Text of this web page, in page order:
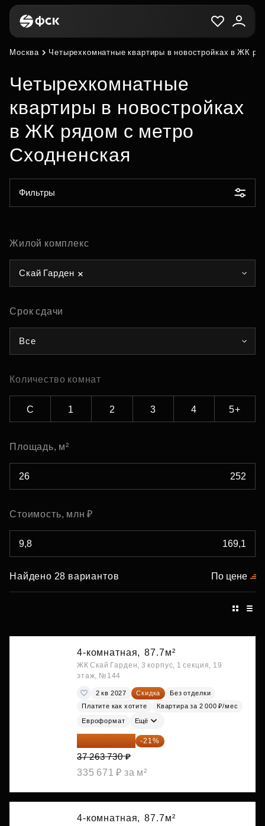
Москва Четырехкомнатные квартиры в новостройках в ЖК
Четырехкомнатные
квартиры в новостройках
в ЖК рядом с метро
Сходненская
Фильтры
Жилой комплекс
Скай Гарден
Срок сдачи
Все
Количество комнат
С 1 2 3 4 5+
Площадь, м²
Стоимость, млн ₽
Найдено 28 вариантов По цене
4-комнатная, 87.7м²
ЖК Скай Гарден, 3 корпус, 1 секция, 19
этаж, №144
2 кв 2027 Скидка
Без отделки
Платите как хотите
Квартира за 2 000 ₽/мес
Евроформат Ещё
29 438 347 ₽ -21%
37 263 730 ₽
335 671 ₽ за м²
4-комнатная, 87.7м²